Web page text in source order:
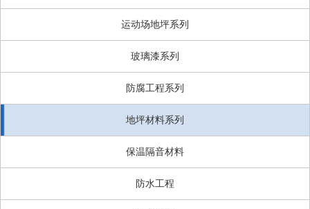
运动场地坪系列
玻璃漆系列
防腐工程系列
地坪材料系列
保温隔音材料
防水工程